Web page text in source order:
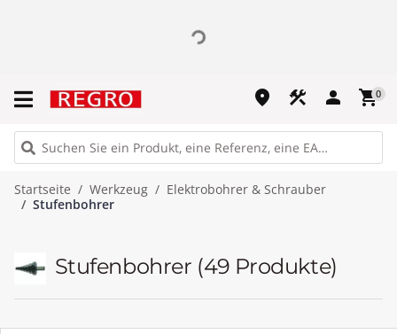
place construction person shopping_cart0
Startseite Werkzeug
Elektrobohrer & Schrauber
Stufenbohrer
Stufenbohrer (49 Produkte)